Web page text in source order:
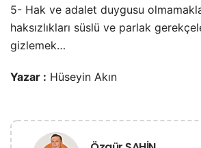
5- Hak ve adalet duygusu
haksızlıkları süslü ve parlak
gizlemek…
Yazar : Hüseyin Akın